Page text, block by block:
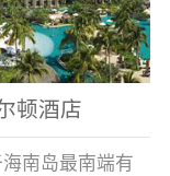
顿酒店
南岛最南端有